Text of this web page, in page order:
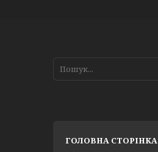
ГОЛОВНА СТОРІНКА